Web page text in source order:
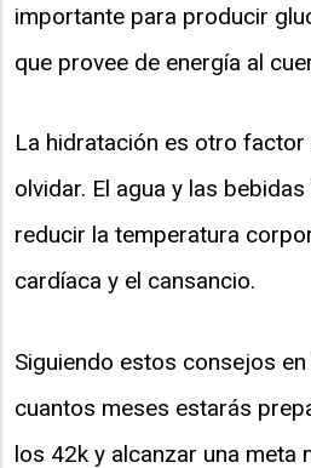
importante para producir
que provee de energía al
La hidratación es otro factor
olvidar. El agua y las
reducir la temperatura
cardíaca y el cansancio.
Siguiendo estos consejos
cuantos meses estarás
los 42k y alcanzar una meta